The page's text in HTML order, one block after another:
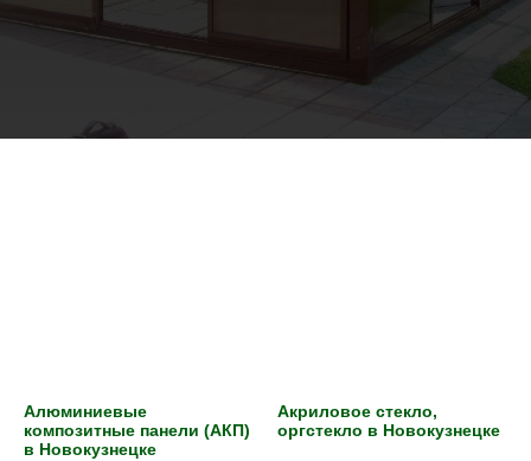
Алюминиевые
композитные панели (АКП)
в Новокузнецке
Акриловое стекло,
оргстекло в Новокузнецке